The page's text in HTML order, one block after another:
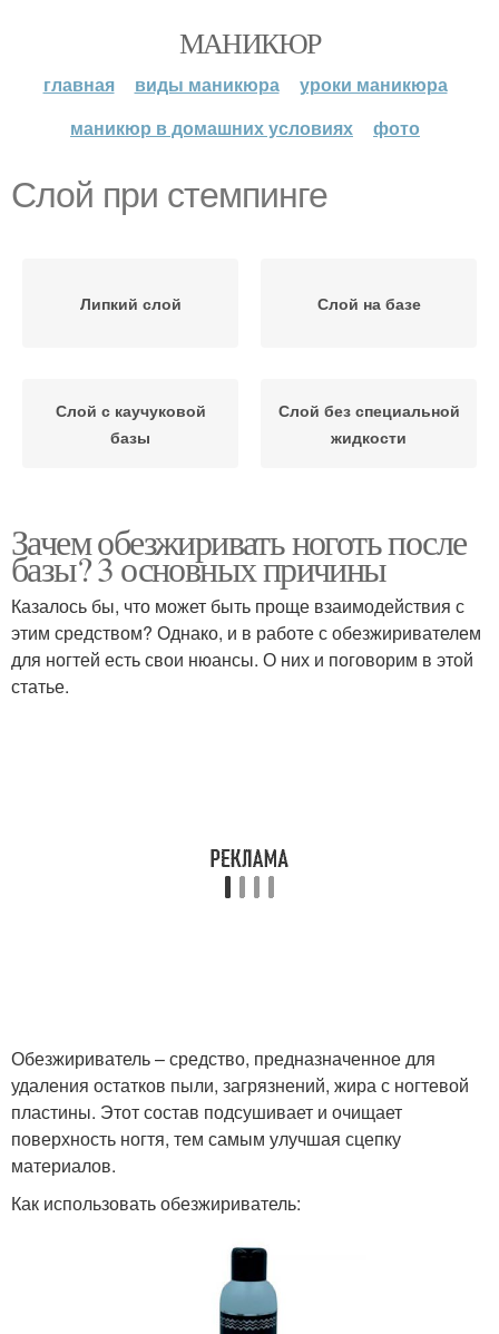
МАНИКЮР
главная виды маникюра
уроки маникюра
маникюр в домашних условиях
фото
Слой при стемпинге
Липкий слой Слой на базе
Слой с каучуковой
базы
Слой без специальной
жидкости
Зачем обезжиривать ноготь после
базы? 3 основных причины
Казалось бы, что может быть проще взаимодействия с
этим средством? Однако, и в работе с обезжиривателем
для ногтей есть свои нюансы. О них и поговорим в этой
статье.
Обезжириватель – средство, предназначенное для
удаления остатков пыли, загрязнений, жира с ногтевой
пластины. Этот состав подсушивает и очищает
поверхность ногтя, тем самым улучшая сцепку
материалов.
Как использовать обезжириватель: